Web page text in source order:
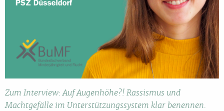
Zum Interview: Auf Augenhöhe?! Rassismus und
Machtgefälle im Unterstützungssystem klar benennen.